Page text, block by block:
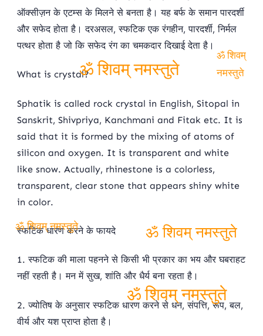
ऑक्सीज़न के एटम्स के मिलने से बनता है। यह बर्फ के समान पारदर्शी
और सफेद होता है। दरअसल, स्फटिक एक रंगहीन, पारदर्शी, निर्मल
पत्थर होता है जो कि सफेद रंग का चमकदार दिखाई देता है।
What is crystal?
Sphatik is called rock crystal in English, Sitopal in
Sanskrit, Shivpriya, Kanchmani and Fitak etc. It is
said that it is formed by the mixing of atoms of
silicon and oxygen. It is transparent and white
like snow. Actually, rhinestone is a colorless,
transparent, clear stone that appears shiny white
in color.
स्फटिक धारण करने के फायदे
1. स्फटिक की माला पहनने से किसी भी प्रकार का भय और घबराहट
नहीं रहती है। मन में सुख, शांति और धैर्य बना रहता है।
2. ज्योतिष के अनुसार स्फटिक धारण करने से धन, संपत्ति, रूप, बल,
वीर्य और यश प्राप्त होता है।
ॐ शिवम्
ॐ शिवम् नमस्तुते
ॐ शिवम् नमस्तुते